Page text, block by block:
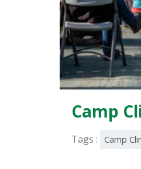
Camp
Tags : Camp